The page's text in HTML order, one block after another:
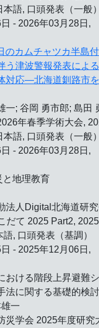
本語, 口頭発表（一般
- 2026年03月28日,
のカムチャツカ半島
う津波警報発表によ
対応―北海道釧路市
一; 谷岡 勇市郎; 島田
年春季学術大会,
本語, 口頭発表（一般
- 2026年03月28日,
と地理教育
法人Digital北海道研
だて 2025 Part2,
語, 口頭発表（基調）
- 2025年12月06日,
おける階段上昇避難
法に関する基礎的検討
一
災学会 2025年度研究